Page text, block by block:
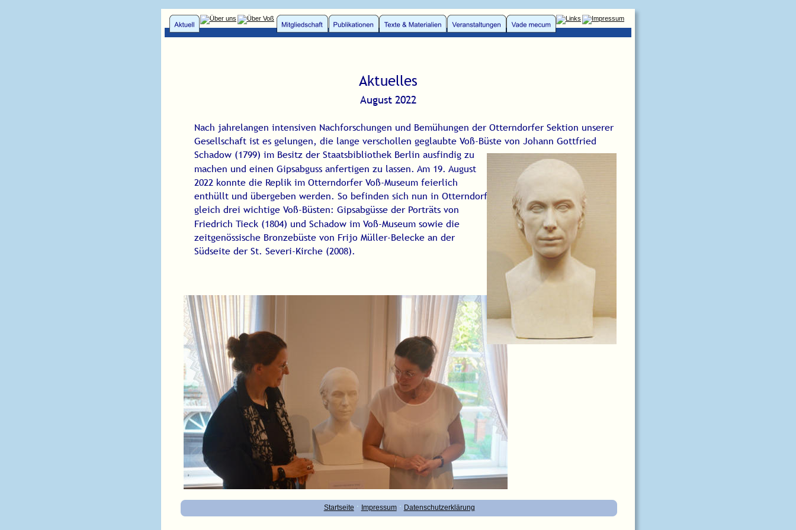
Startseite · Impressum · Datenschutzerklärung
Aktuelles
August 2022
Nach jahrelangen intensiven Nachforschungen und Bemühungen der Otterndorfer Sektion unserer
Gesellschaft ist es gelungen, die lange verschollen geglaubte Voß-Büste von Johann Gottfried
Schadow (1799) im Besitz der Staatsbibliothek Berlin ausfindig zu
machen und einen Gipsabguss anfertigen zu lassen. Am 19. August
2022 konnte die Replik im Otterndorfer Voß-Museum feierlich
enthüllt und übergeben werden. So befinden sich nun in Otterndorf
gleich drei wichtige Voß-Büsten: Gipsabgüsse der Porträts von
Friedrich Tieck (1804) und Schadow im Voß-Museum sowie die
zeitgenössische Bronzebüste von Frijo Müller-Belecke an der
Südseite der St. Severi-Kirche (2008).